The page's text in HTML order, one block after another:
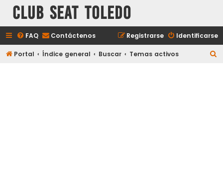
Club Seat Toledo
FAQ Contáctenos Identificarse
Registrarse
Portal Índice general Buscar Temas activos